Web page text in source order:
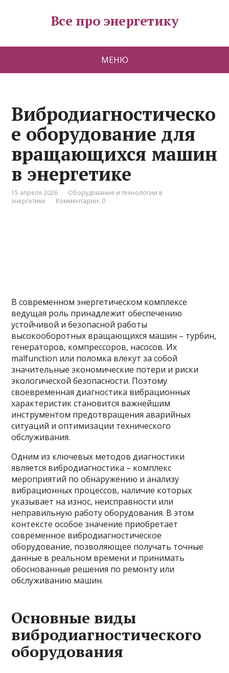
Все про энергетику
МЕНЮ
Вибродиагностическо
е оборудование для
вращающихся машин
в энергетике
15 апреля 2026
Оборудование и технологии в
энергетике
Комментарии: 0
В современном энергетическом комплексе
ведущая роль принадлежит обеспечению
устойчивой и безопасной работы
высокооборотных вращающихся машин – турбин,
генераторов, компрессоров, насосов. Их
malfunction или поломка влекут за собой
значительные экономические потери и риски
экологической безопасности. Поэтому
своевременная диагностика вибрационных
характеристик становится важнейшим
инструментом предотвращения аварийных
ситуаций и оптимизации технического
обслуживания.
Одним из ключевых методов диагностики
является вибродиагностика – комплекс
мероприятий по обнаружению и анализу
вибрационных процессов, наличие которых
указывает на износ, неисправности или
неправильную работу оборудования. В этом
контексте особое значение приобретает
современное вибродиагностическое
оборудование, позволяющее получать точные
данные в реальном времени и принимать
обоснованные решения по ремонту или
обслуживанию машин.
Основные виды
вибродиагностического
оборудования